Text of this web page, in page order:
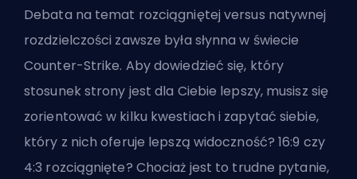
Debata na temat rozciągniętej versus natywnej
rozdzielczości zawsze była słynna w świecie
Counter-Strike. Aby dowiedzieć się, który
stosunek strony jest dla Ciebie lepszy, musisz się
zorientować w kilku kwestiach i zapytać siebie,
który z nich oferuje lepszą widoczność? 16:9 czy
4:3 rozciągnięte? Chociaż jest to trudne pytanie,